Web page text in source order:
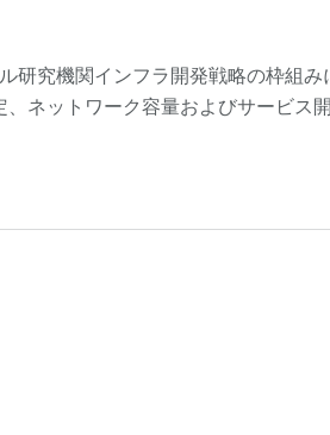
研究機関インフラ開発戦略の枠組
ネットワーク容量およびサービス